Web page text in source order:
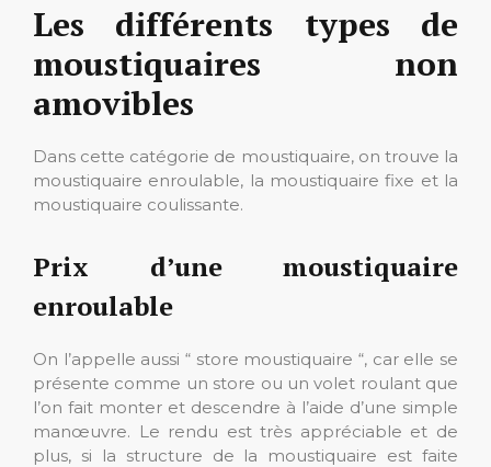
Les différents types de
moustiquaires non
amovibles
Dans cette catégorie de moustiquaire, on trouve la
moustiquaire enroulable, la moustiquaire fixe et la
moustiquaire coulissante.
Prix d’une moustiquaire
enroulable
On l’appelle aussi “ store moustiquaire “, car elle se
présente comme un store ou un volet roulant que
l’on fait monter et descendre à l’aide d’une simple
manœuvre. Le rendu est très appréciable et de
plus, si la structure de la moustiquaire est faite